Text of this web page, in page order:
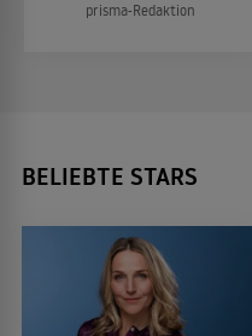
prisma-Redaktion
BELIEBTE STARS